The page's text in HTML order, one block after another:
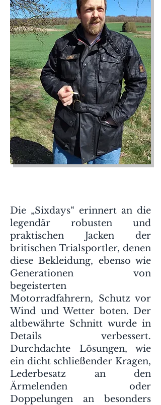
Die „Sixdays“ erinnert an die
legendär robusten und
praktischen Jacken der
britischen Trialsportler, denen
diese Bekleidung, ebenso wie
Generationen von
begeisterten
Motorradfahrern, Schutz vor
Wind und Wetter boten. Der
altbewährte Schnitt wurde in
Details verbessert.
Durchdachte Lösungen, wie
ein dicht schließender Kragen,
Lederbesatz an den
Ärmelenden oder
Doppelungen an besonders